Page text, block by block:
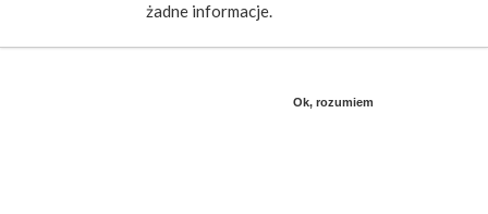
żadne informacje.
Ok, rozumiem